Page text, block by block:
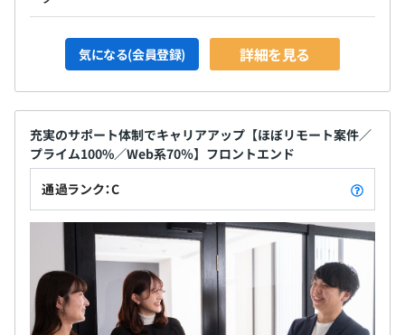
気になる(会員登録) 詳細を見る
充実のサポート体制でキャリアアップ【ほぼリモート案件／
プライム100%／Web系70％】フロントエンド
通過ランク：C